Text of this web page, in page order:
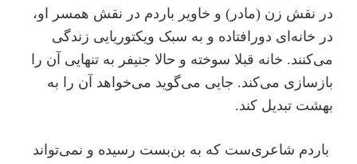
در نقش زن (مادر) و خاویر باردم در نقش همسر او،
در خانه‌‌‌ای دور‌افتاده و به سبک ویکتوریایی زندگی
می‌کنند. خانه قبلا سوخته و حالا جنیفر به تنهایی آن را
بازسازی می‌کند. جایی می‌گوید می‌خواهد آن را به
بهشت تبدیل کند.
باردم شاعری‌ست که به بن‌بست رسیده و نمی‌تواند